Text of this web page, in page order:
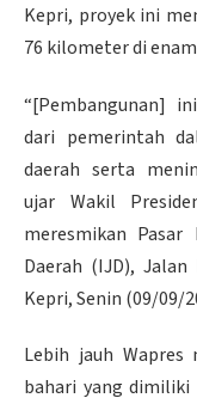
Kepri, proyek ini
76 kilometer di
“[Pembangunan]
dari pemerintah
daerah serta
ujar Wakil
meresmikan
Daerah (IJD),
Kepri, Senin (09/09/
Lebih jauh Wapres
bahari yang